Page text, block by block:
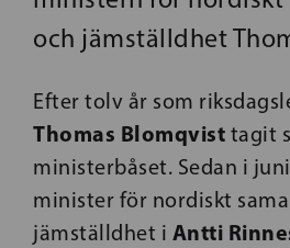
och jämställdhet
Efter tolv år som
Thomas Blomqvist tagit
ministerbåset. Sedan i
minister för nordiskt
jämställdhet i Antti